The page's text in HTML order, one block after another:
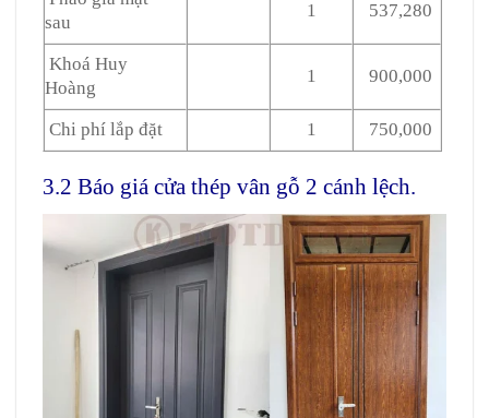
sau
1 537,280
Khoá Huy
Hoàng
1 900,000
Chi phí lắp đặt 1 750,000
3.2 Báo giá cửa thép vân gỗ 2 cánh lệch.